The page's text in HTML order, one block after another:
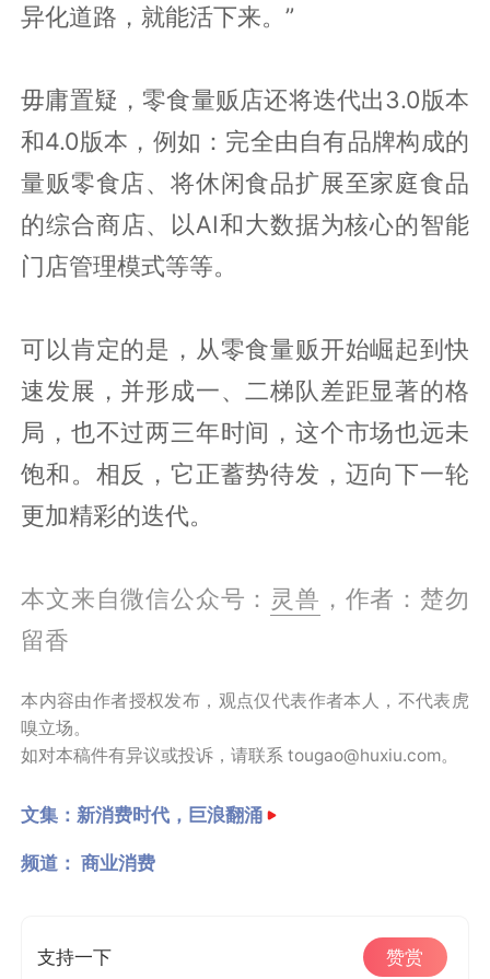
异化道路，就能活下来。”
毋庸置疑，零食量贩店还将迭代出3.0版本
和4.0版本，例如：完全由自有品牌构成的
量贩零食店、将休闲食品扩展至家庭食品
的综合商店、以AI和大数据为核心的智能
门店管理模式等等。
可以肯定的是，从零食量贩开始崛起到快
速发展，并形成一、二梯队差距显著的格
局，也不过两三年时间，这个市场也远未
饱和。相反，它正蓄势待发，迈向下一轮
更加精彩的迭代。
本文来自微信公众号： 灵兽 ，作者：楚勿
留香
本内容由作者授权发布，观点仅代表作者本人，不代表虎
嗅立场。
如对本稿件有异议或投诉，请联系 tougao@huxiu.com。
文集： 新消费时代，巨浪翻涌
频道： 商业消费
支持一下 赞赏